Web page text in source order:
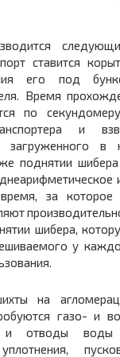
ставится
его под
Время
по
и
загруженного в
поднятии
за которое
шибера,
у
на
газо- и
и отводы